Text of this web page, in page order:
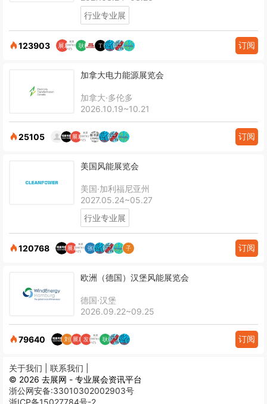
行业专业展
123903 订阅
加拿大电力能源展览会
加拿大·多伦多
2026.10.19~10.21
25105 订阅
美国风能展览会
美国·加利福尼亚州
2027.05.24~05.27
行业专业展
120768 订阅
欧洲（德国）汉堡风能展览会
德国·汉堡
2026.09.22~09.25
79640 订阅
关于我们 | 联系我们 |
© 2026 去展网 - 专业展会资讯平台
浙公网安备:33010302002903号
浙ICP备15027784号-2